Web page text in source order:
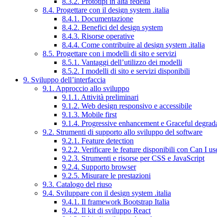
8.4. Progettare con il design system .italia
8.4.1. Documentazione
8.4.2. Benefici del design system
8.4.3. Risorse operative
8.4.4. Come contribuire al design system .italia
8.5. Progettare con i modelli di sito e servizi
8.5.1. Vantaggi dell’utilizzo dei modelli
8.5.2. I modelli di sito e servizi disponibili
9. Sviluppo dell’interfaccia
9.1. Approccio allo sviluppo
9.1.1. Attività preliminari
9.1.2. Web design responsivo e accessibile
9.1.3. Mobile first
9.1.4. Progressive enhancement e Graceful
9.2. Strumenti di supporto allo sviluppo del software
9.2.1. Feature detection
9.2.2. Verificare le feature disponibili con Can I
9.2.3. Strumenti e risorse per CSS e JavaScript
9.2.4. Supporto browser
9.2.5. Misurare le prestazioni
9.3. Catalogo del riuso
9.4. Sviluppare con il design system .italia
9.4.1. Il framework Bootstrap Italia
9.4.2. Il kit di sviluppo React